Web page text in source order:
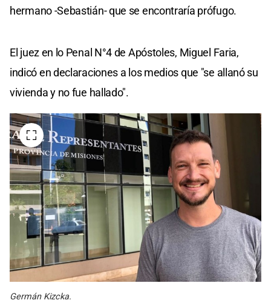
hermano -Sebastián- que se encontraría prófugo.
El juez en lo Penal N°4 de Apóstoles, Miguel Faria,
indicó en declaraciones a los medios que "se allanó su
vivienda y no fue hallado".
Germán Kizcka.